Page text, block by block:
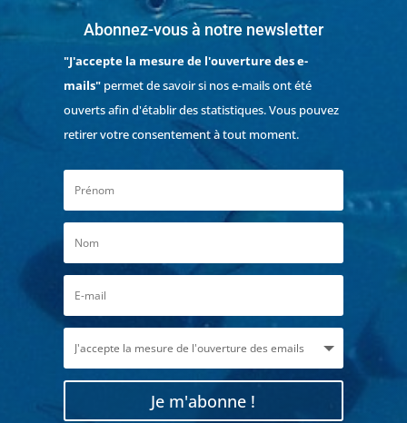
Abonnez-vous à notre newsletter
"J'accepte la mesure de l'ouverture des e-
mails"permet de savoir si nos e-mails ont été
ouverts afin d'établir des statistiques. Vous pouvez
retirer votre consentement à tout moment.
Je m'abonne !